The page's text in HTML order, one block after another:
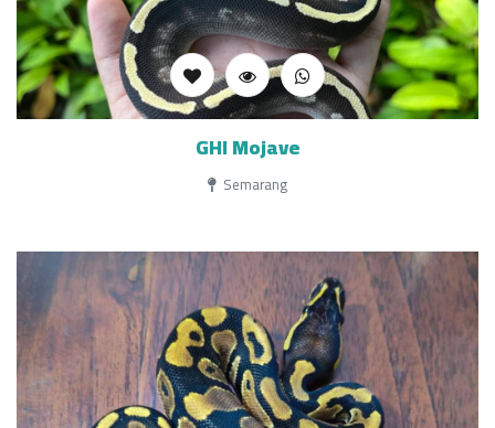
GHI Mojave
Semarang